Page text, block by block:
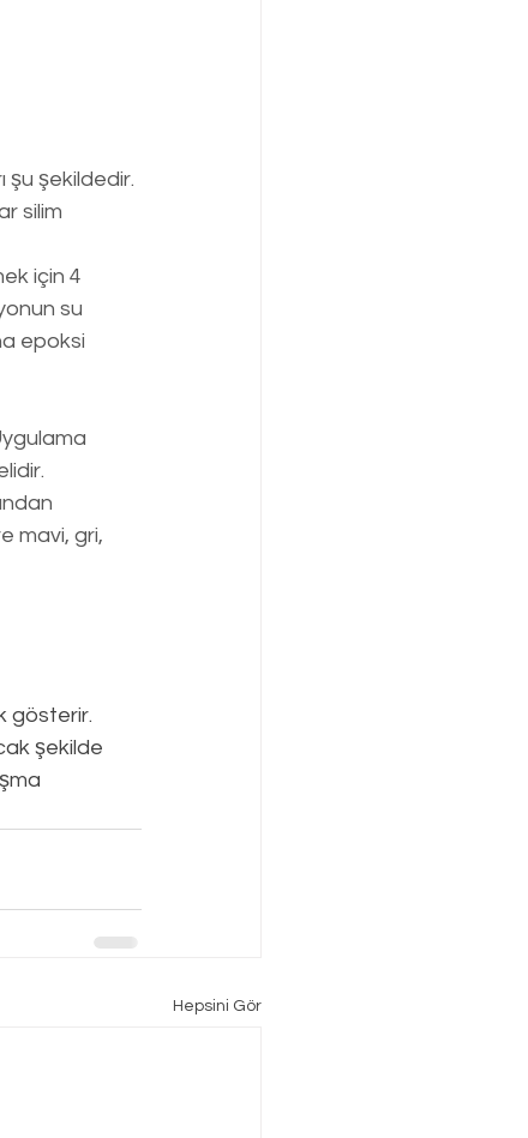
şu şekildedir.
silim
için 4
su
epoksi
mavi, gri,
gösterir.
şekilde
Hepsini Gör